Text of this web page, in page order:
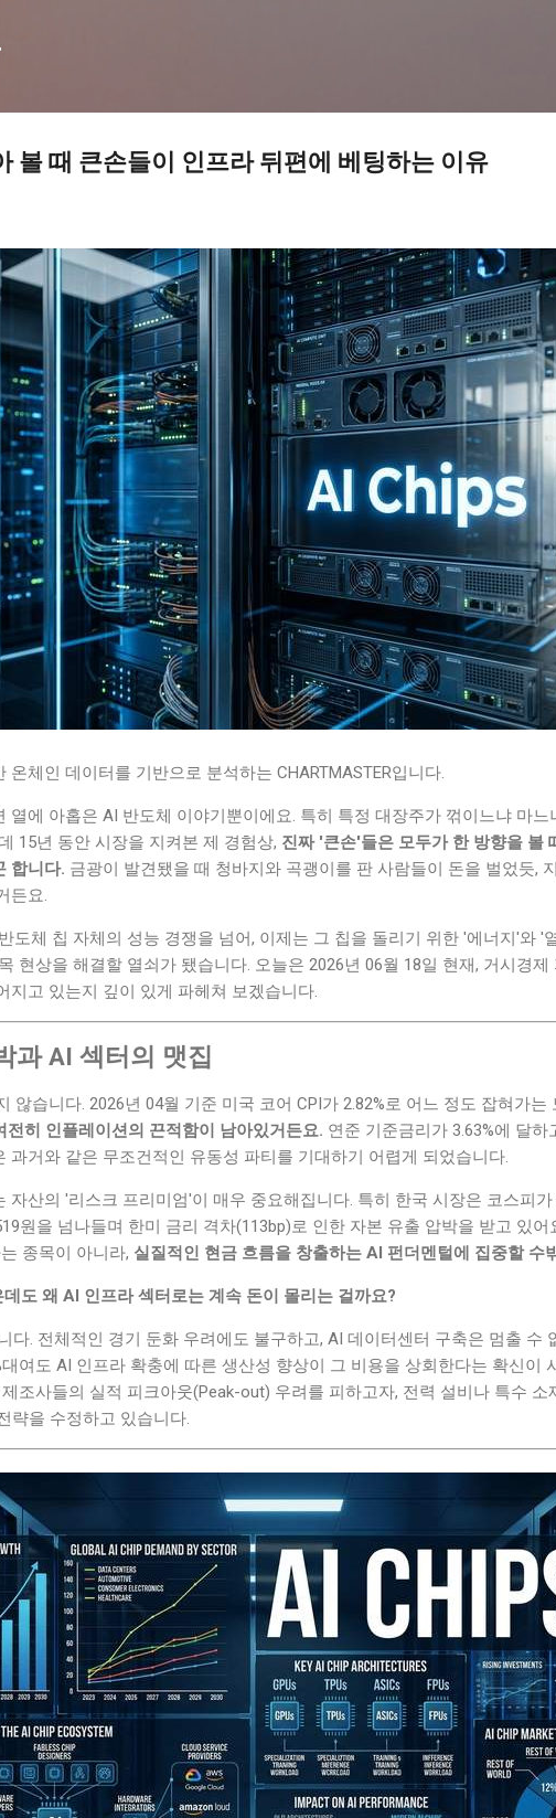
볼 때 큰손들이 인프라 뒤편에 베팅하는 이유
온체인 데이터를 기반으로 분석하는 CHARTMASTER입니다.
열에 아홉은 AI 반도체 이야기뿐이에요. 특히 특정 대장주가 꺾이느냐 마
15년 동안 시장을 지켜본 제 경험상, 진짜 '큰손'들은 모두가 한 방향을 볼
합니다. 금광이 발견됐을 때 청바지와 곡괭이를 판 사람들이 돈을 벌었듯,
든요.
도체 칩 자체의 성능 경쟁을 넘어, 이제는 그 칩을 돌리기 위한 '에너지'와 '
현상을 해결할 열쇠가 됐습니다. 오늘은 2026년 06월 18일 현재, 거시경
지고 있는지 깊이 있게 파헤쳐 보겠습니다.
과 AI 섹터의 맷집
않습니다. 2026년 04월 기준 미국 코어 CPI가 2.82%로 어느 정도 잡혀가는
전히 인플레이션의 끈적함이 남아있거든요. 연준 기준금리가 3.63%에 달하
과거와 같은 무조건적인 유동성 파티를 기대하기 어렵게 되었습니다.
자산의 '리스크 프리미엄'이 매우 중요해집니다. 특히 한국 시장은 코스피
원을 넘나들며 한미 금리 격차(113bp)로 인한 자본 유출 압박을 받고 있어
종목이 아니라, 실질적인 현금 흐름을 창출하는 AI 펀더멘털에 집중할 수
데도 왜 AI 인프라 섹터로는 계속 돈이 몰리는 걸까요?
다. 전체적인 경기 둔화 우려에도 불구하고, AI 데이터센터 구축은 멈출 수
여도 AI 인프라 확충에 따른 생산성 향상이 그 비용을 상회한다는 확신이
조사들의 실적 피크아웃(Peak-out) 우려를 피하고자, 전력 설비나 특수 소
략을 수정하고 있습니다.